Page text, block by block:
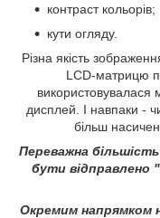
контраст кольорів;
кути огляду.
Різна якість
LCD-матрицю
використовувалася
дисплей. І навпаки -
більш
Переважна
бути
Окремим напрямком